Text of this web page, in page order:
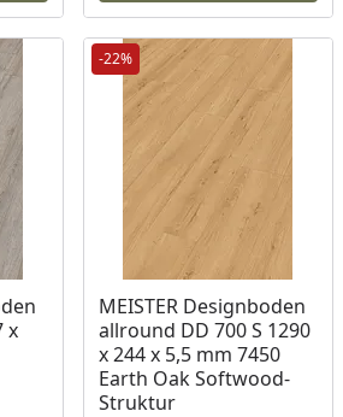
x
-22%
MEISTER Designboden
allround DD 700 S 1290
x 244 x 5,5 mm 7450
Earth Oak Softwood-
Struktur
Produkt am Lager